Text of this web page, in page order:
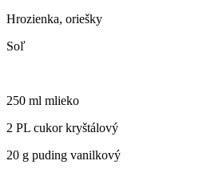
Hrozienka, oriešky
Soľ
250 ml mlieko
2 PL cukor kryštálový
20 g puding vanilkový